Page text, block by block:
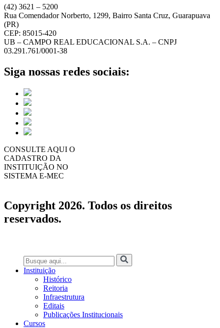
(42) 3621 – 5200
Rua Comendador Norberto, 1299, Bairro Santa Cruz, Guarapuava
(PR)
CEP: 85015-420
UB – CAMPO REAL EDUCACIONAL S.A. – CNPJ
03.291.761/0001-38
Siga nossas redes sociais:
CONSULTE AQUI O
CADASTRO DA
INSTITUIÇÃO NO
SISTEMA E-MEC
Copyright 2026. Todos os direitos
reservados.
Instituição
Histórico
Reitoria
Infraestrutura
Editais
Publicações Institucionais
Cursos